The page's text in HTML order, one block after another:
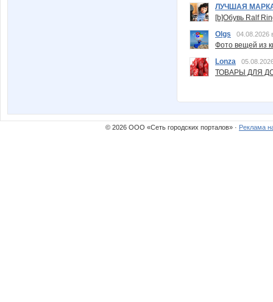
ЛУЧШАЯ
[b]Обувь Ralf
Olgs
04.08.2026
Фото вещей из
Lonza
ТОВАРЫ ДЛЯ
© 2026 ООО «Сеть городских порталов» · Реклама